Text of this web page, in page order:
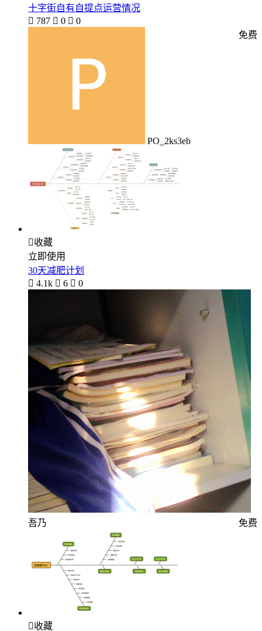
十字街自有自提点运营情况
 787  0  0
PO_2ks3eb
免费
收藏
立即使用
30天减肥计划
 4.1k  6  0
吾乃 免费
收藏